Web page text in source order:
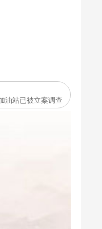
油站已被立案调查